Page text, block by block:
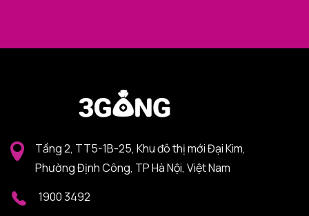
Tầng 2, TT5-1B-25, Khu đô thị mới Đại Kim,
Phường Định Công, TP Hà Nội, Việt Nam
1900 3492